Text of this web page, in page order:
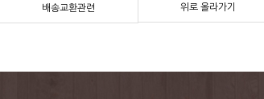
배송교환관련 위로 올라가기